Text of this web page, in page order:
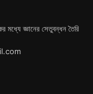
মধ্যে জ্ঞানের সেতুবন্ধন তৈরি